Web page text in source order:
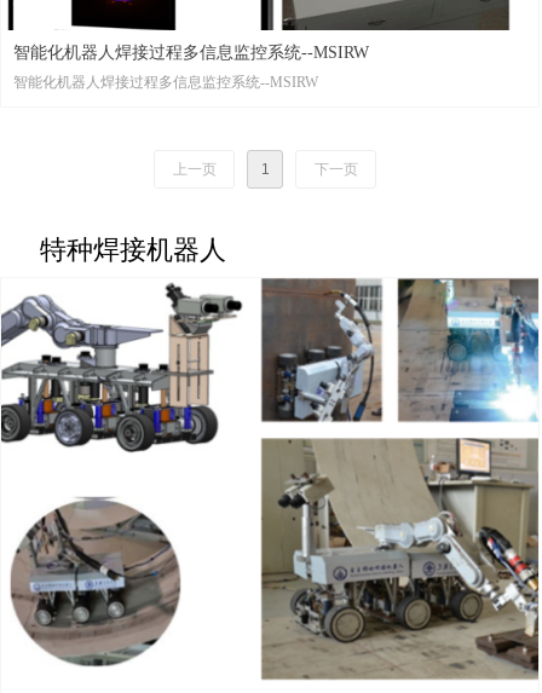
智能化机器人焊接过程多信息监控系统--MSIRW
智能化机器人焊接过程多信息监控系统--MSIRW
上一页 1 下一页
特种焊接机器人